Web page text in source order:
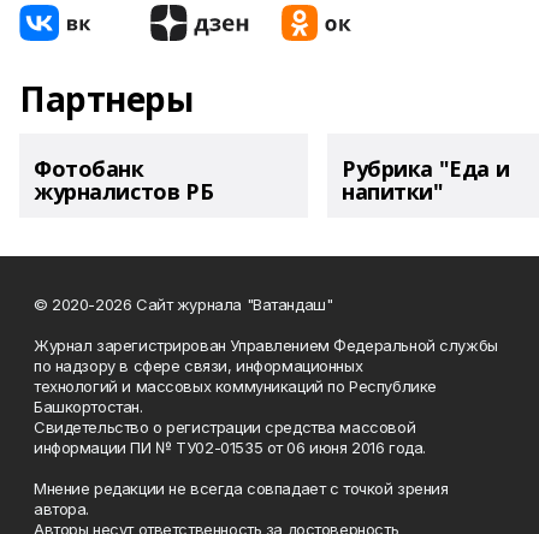
Партнеры
Фотобанк
журналистов РБ
Рубрика "Еда и
напитки"
© 2020-2026 Сайт журнала "Ватандаш"
Журнал зарегистрирован Управлением Федеральной службы
по надзору в сфере связи, информационных
технологий и массовых коммуникаций по Республике
Башкортостан.
Свидетельство о регистрации средства массовой
информации ПИ № ТУ02-01535 от 06 июня 2016 года.
Мнение редакции не всегда совпадает с точкой зрения
автора.
Авторы несут ответственность за достоверность